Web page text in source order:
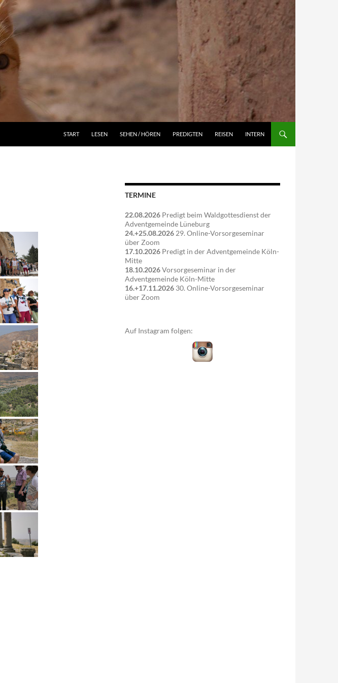
START
LESEN SEHEN / HÖREN PREDIGTEN REISEN INTERN
TERMINE
22.08.2026 Predigt beim Waldgottesdienst der
Adventgemeinde Lüneburg
24.+25.08.2026 29. Online-Vorsorgeseminar
über Zoom
17.10.2026 Predigt in der Adventgemeinde Köln-
Mitte
18.10.2026Vorsorgeseminar in der
Adventgemeinde Köln-Mitte
16.+17.11.2026 30. Online-Vorsorgeseminar
über Zoom
Auf Instagram folgen: